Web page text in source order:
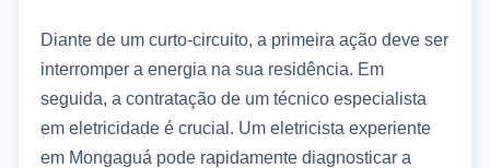
Diante de um curto-circuito, a primeira ação deve ser
interromper a energia na sua residência. Em
seguida, a contratação de um técnico especialista
em eletricidade é crucial. Um eletricista experiente
em Mongaguá pode rapidamente diagnosticar a